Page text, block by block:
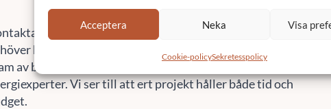
Sefast på010-14 68 680 info@sefast.se
när du
hjälp med fönsterbyte för brf i Norrköping. Vi är ett
av besiktningsmän, byggkonsulter, projektledare och
Vi ser till att ert projekt håller både tid och